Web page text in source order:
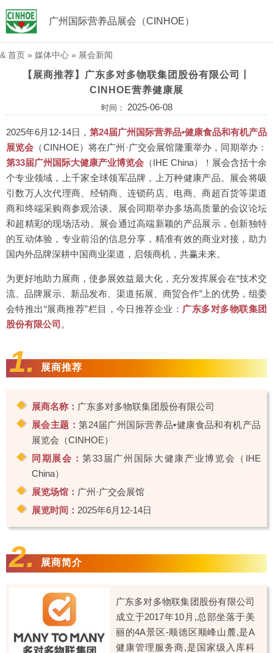
广州国际营养品展会（CINHOE）
& 首页 » 媒体中心 » 展会新闻
【展商推荐】广东多对多物联集团股份有限公司丨
CINHOE营养健康展
时间： 2025-06-08
2025年6月12-14日， 第24届广州国际营养品•健康食品和有机产品
展览会 （CINHOE） 将在广州·广交会展馆隆重举办，同期举办：
第33届广州国际大健康产业博览会 （IHE China）
！展会含括十余
个专业领域，上千家全球领军品牌，上万种健康产品。展会将吸
引数万人次代理商、经销商、连锁药店、电商、商超百货等渠道
商和终端采购商参观洽谈。展会同期举办多场高质量的会议论坛
和超精彩的现场活动。展会通过高端新颖的产品展示，创新独特
的互动体验，专业前沿的信息分享，精准有效的商业对接，助力
国内外品牌深耕中国商业渠道，启领商机，共赢未来。
为更好地助力展商，使参展效益最大化，充分发挥展会在“技术交
流、品牌展示、新品发布、渠道拓展、商贸合作”上的优势，组委
会特推出“展商推荐”栏目，今日推荐企业： 广东多对多物联集团
股份有限公司 。
1. 展商推荐
展商名称： 广东多对多物联集团股份有限公司
展会主题：第24届广州国际营养品•健康食品和有机产品
展览会（CINHOE）
同期展会：第33届广州国际大健康产业博览会（IHE
China）
展览场馆： 广州·广交会展馆
展览时间： 2025年6月12-14日
2. 展商简介
广东多对多物联集团股份有限公司
成立于2017年10月,总部坐落于美
丽的4A景区-顺德区顺峰山麓,是A
健康管理服务商,是国家级入库科